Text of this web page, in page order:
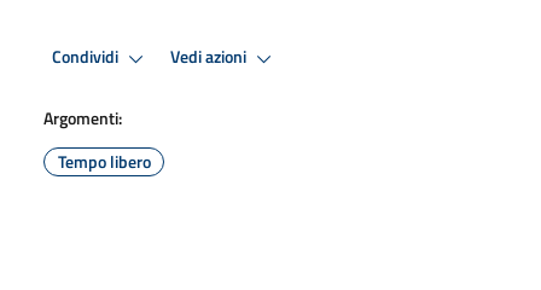
Condividi Vedi azioni
Argomenti:
Tempo libero